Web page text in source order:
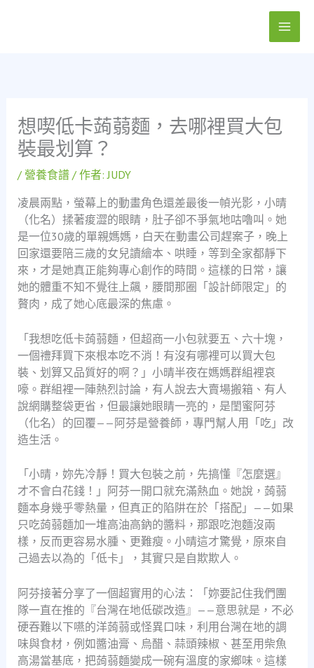
想喫低卡蒟蒻麵，去哪裡買大包
裝最划算？
/ 營養食譜/ 作者:JUDY
凌晨兩點，螢幕上的動畫角色還差最後一幀光影，小晴
（化名）揉著痠澀的眼睛，肚子卻不爭氣地咕嚕叫。她
是一位30歲的單親媽媽，白天在動畫公司趕案子，晚上
回家還要陪三歲的女兒讀繪本、哄睡，等到全家都靜下
來，才是她真正能夠專心創作的時間。這樣的日常，讓
她的體重不知不覺往上飆，腰間那圈「設計師限定」的
贅肉，成了她心底最深的焦慮。
「我想吃低卡蒟蒻麵，但超商一小包就要五、六十塊，
一個禮拜買下來根本吃不消！有沒有哪裡可以買大包
裝、划算又品質好的啊？」小晴半夜在媽媽群組裡哀
嚎。群組裡一陣熱烈討論，有人說去大賣場搬箱、有人
說網購整袋更省，但最讓她眼睛一亮的，是閨蜜阿芬
（化名）的回覆——阿芬是營養師，專門幫人用「吃」改
造生活。
「小晴，妳先冷靜！買大包裝之前，先搞懂『怎麼選』
才不會白花錢！」阿芬一開口就充滿熱血。她說，蒟蒻
麵本身幾乎零熱量，但真正的陷阱在於「搭配」——如果
只吃蒟蒻麵加一堆高油高鈉的醬料，那跟吃泡麵沒兩
樣，反而更容易水腫、更難瘦。小晴這才驚覺，原來自
己過去以為的「低卡」，其實只是自欺欺人。
阿芬接著分享了一個超實用的心法：「妳要記住我們團
隊一直在推的『台灣在地低碳改造』——意思就是，不必
硬吞難以下嚥的洋蒟蒻或怪異口味，利用台灣在地的調
味與食材，例如醬油膏、烏醋、蒜頭辣椒、甚至用柴魚
高湯當基底，把蒟蒻麵變成一碗有溫度的家鄉味。這樣